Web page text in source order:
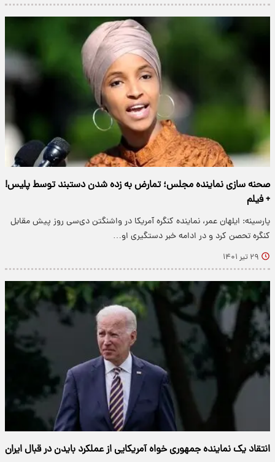
صحنه‌ سازی نماینده مجلس؛ تمارض به زده شدن دستبند توسط پلیس!
+ فیلم
پارسینه: ایلهان عمر، نماینده کنگره آمریکا در واشنگتن دی‌سی روز پیش مقابل
کنگره تحصن کرد و در ادامه خبر دستگیری او…
۲۹ تیر ۱۴۰۱
انتقاد یک نماینده جمهوری‌ خواه آمریکایی از عملکرد بایدن در قبال ایران